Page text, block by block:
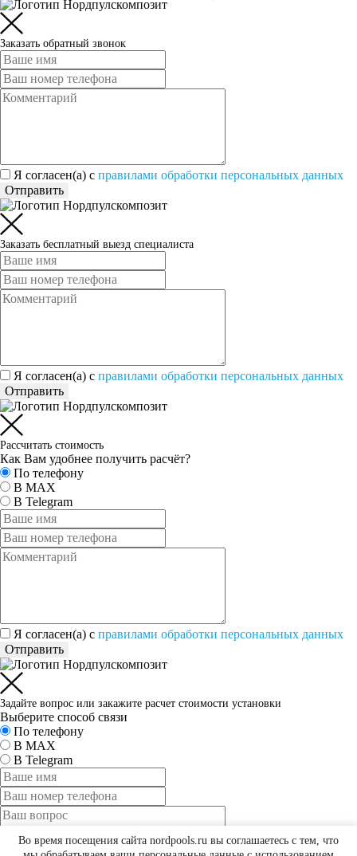
Во время посещения сайта nordpools.ru вы соглашаетесь с тем, что
Заказать обратный звонок
Я согласен(а) c правилами обработки персональных данных
Отправить
Заказать бесплатный выезд специалиста
Я согласен(а) c правилами обработки персональных данных
Отправить
Рассчитать стоимость
Как Вам удобнее получить расчёт?
По телефону
В MAX
В Telegram
Я согласен(а) c правилами обработки персональных данных
Отправить
Задайте вопрос или закажите расчет стоимости установки
Выберите способ связи
По телефону
В MAX
В Telegram